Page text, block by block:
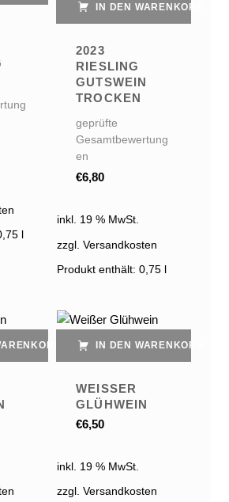
IN DEN WARENKORB
2023
RIESLING
GUTSWEIN
TROCKEN
geprüfte
Gesamtbewertung
en
€6,80
inkl. 19 % MwSt.
zzgl. Versandkosten
Produkt enthält: 0,75
IN DEN WARENKORB
WEISSER G
LÜHWEIN
€6,50
inkl. 19 % MwSt.
zzgl. Versandkosten